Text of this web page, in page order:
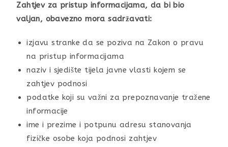
Zahtjev za pristup informacijama, da bi bio
valjan, obavezno mora sadržavati:
izjavu stranke da se poziva na Zakon o pravu
na pristup informacijama
naziv i sjedište tijela javne vlasti kojem se
zahtjev podnosi
podatke koji su važni za prepoznavanje tražene
informacije
ime i prezime i potpunu adresu stanovanja
fizičke osobe koja podnosi zahtjev